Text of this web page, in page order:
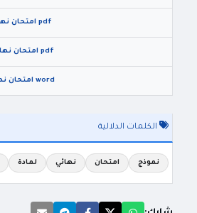
pdf امتحان نهائي لمادة التربية المهنية للصف التاسع الفصل الثاني 2026
pdf امتحان نهائي لمادة التربية المهنية للصف الخامس الفصل الثاني 2026
word امتحان نهائي لمادة التربية المهنية للصف السابع الفصل الثاني 2026
الكلمات الدلالية
نموذج امتحان نهائي لمادة